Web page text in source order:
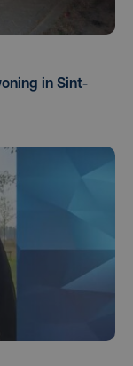
in Sint-